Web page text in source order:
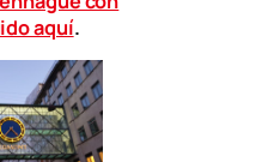
aquí.